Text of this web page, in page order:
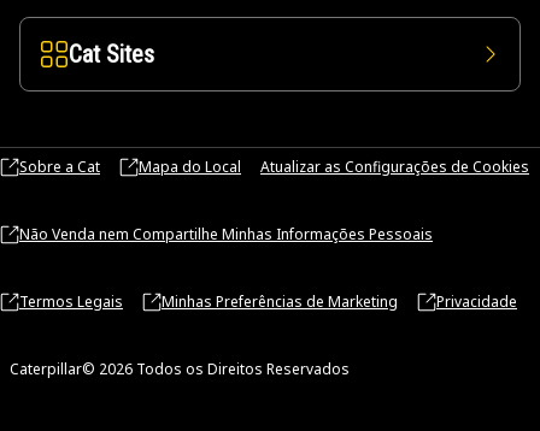
Cat Sites
Sobre a Cat Mapa do Local Atualizar as Configurações de Cookies
Não Venda nem Compartilhe Minhas Informações Pessoais
Termos Legais Minhas Preferências de Marketing Privacidade
Caterpillar© 2026 Todos os Direitos Reservados